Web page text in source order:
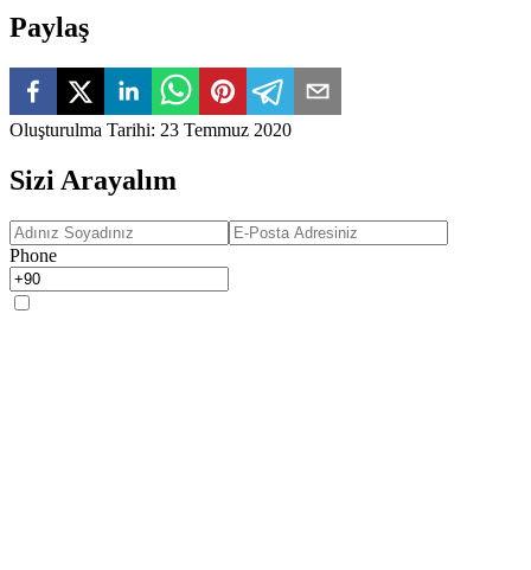
Paylaş
Oluşturulma Tarihi: 23 Temmuz 2020
Sizi Arayalım
Phone